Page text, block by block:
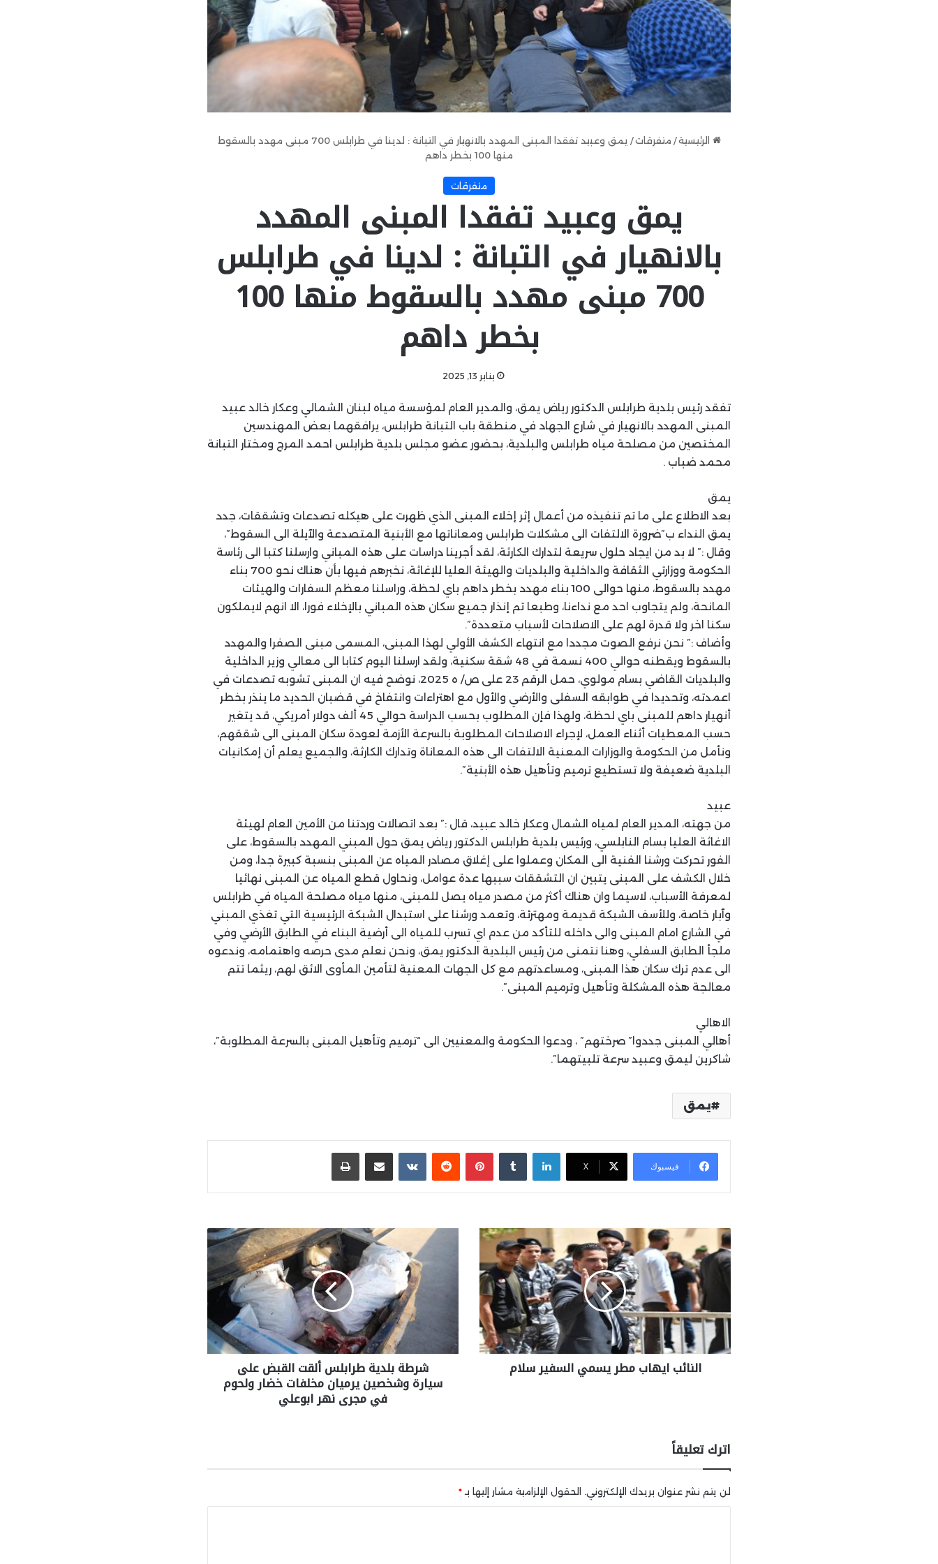
الرئيسية / متفرقات /
يمق وعبيد تفقدا المبنى المهدد بالانهيار في التبانة : لدينا في طرابلس 700 مبنى مهدد بالسقوط
منها 100 بخطر داهم
متفرقات
يمق وعبيد تفقدا المبنى المهدد
بالانهيار في التبانة : لدينا في طرابلس
700 مبنى مهدد بالسقوط منها 100
بخطر داهم
يناير 13, 2025
تفقد رئيس بلدية طرابلس الدكتور رياض يمق، والمدير العام لمؤسسة مياه لبنان الشمالي وعكار خالد عبيد
المبنى المهدد بالانهيار في شارع الجهاد في منطقة باب التبانة طرابلس، يرافقهما بعض المهندسين
المختصين من مصلحة مياه طرابلس والبلدية، بحضور عضو مجلس بلدية طرابلس احمد المرج ومختار التبانة
محمد ضباب .
يمق
بعد الاطلاع على ما تم تنفيذه من أعمال إثر إخلاء المبنى الذي ظهرت على هيكله تصدعات وتشققات، جدد
يمق النداء ب”ضرورة الالتفات الى مشكلات طرابلس ومعاناتها مع الأبنية المتصدعة والآيلة الى السقوط”،
وقال :” لا بد من ايجاد حلول سريعة لتدارك الكارثة، لقد أجرينا دراسات على هذه المباني وارسلنا كتبا الى رئاسة
الحكومة ووزارتي الثقافة والداخلية والبلديات والهيئة العليا للإغاثة، نخبرهم فيها بأن هناك نحو 700 بناء
مهدد بالسقوط، منها حوالى 100 بناء مهدد بخطر داهم باي لحظة، وراسلنا معظم السفارات والهيئات
المانحة، ولم يتجاوب احد مع نداءنا، وطبعا تم إنذار جميع سكان هذه المباني بالإخلاء فورا، الا انهم لايملكون
سكنا اخر ولا قدرة لهم على الاصلاحات لأسباب متعددة”.
وأضاف :” نحن نرفع الصوت مجددا مع انتهاء الكشف الأولي لهذا المبنى، المسمى مبنى الصفرا والمهدد
بالسقوط ويقطنه حوالي 400 نسمة في 48 شقة سكنية، ولقد ارسلنا اليوم كتابا الى معالي وزير الداخلية
والبلديات القاضي بسام مولوي، حمل الرقم 23 على ص/ ه 2025، نوضح فيه ان المبنى تشوبه تصدعات في
اعمدته، وتحديدا في طوابقه السفلى والأرضي والأول مع اهتراءات وانتفاخ في قضبان الحديد ما ينذر بخطر
أنهيار داهم للمبنى باي لحظة، ولهذا فإن المطلوب بحسب الدراسة حوالي 45 ألف دولار أمريكي، قد يتغير
حسب المعطيات أثناء العمل، لإجراء الاصلاحات المطلوبة بالسرعة الأزمة لعودة سكان المبنى الى شققهم،
ونأمل من الحكومة والوزارات المعنية الالتفات الى هذه المعاناة وتدارك الكارثة، والجميع يعلم أن إمكانيات
البلدية ضعيفة ولا تستطيع ترميم وتأهيل هذه الأبنية”.
عبيد
من جهته، المدير العام لمياه الشمال وعكار خالد عبيد، قال :” بعد اتصالات وردتنا من الأمين العام لهيئة
الاغاثة العليا بسام النابلسي، ورئيس بلدية طرابلس الدكتور رياض يمق حول المبني المهدد بالسقوط، على
الفور تحركت ورشنا الفنية الى المكان وعملوا على إغلاق مصادر المياه عن المبنى بنسبة كبيرة جدا، ومن
خلال الكشف على المبنى يتبين ان التشققات سببها عدة عوامل، ونحاول قطع المياه عن المبنى نهائيا
لمعرفة الأسباب، لاسيما وان هناك أكثر من مصدر مياه يصل للمبنى، منها مياه مصلحة المياه في طرابلس
وآبار خاصة، وللأسف الشبكة قديمة ومهترئة، وتعمد ورشنا على استبدال الشبكة الرئيسية التي تغذي المبني
في الشارع امام المبنى والى داخله للتأكد من عدم اي تسرب للمياه الى أرضية البناء في الطابق الأرضي وفي
ملجأ الطابق السفلي، وهنا نتمنى من رئيس البلدية الدكتور يمق، ونحن نعلم مدى حرصه واهتمامه، وندعوه
الى عدم ترك سكان هذا المبنى، ومساعدتهم مع كل الجهات المعنية لتأمين المأوى الائق لهم، ريثما تتم
معالجة هذه المشكلة وتأهيل وترميم المبنى”.
الاهالي
أهالي المبنى جددوا” صرختهم” ، ودعوا الحكومة والمعنيين الى “ترميم وتأهيل المبنى بالسرعة المطلوبة”،
شاكرين ليمق وعبيد سرعة تلبيتهما”.
يمق
فيسبوك X
لينكدإن بينتيريست مشاركة عبر البريد طباعة
النائب ايهاب مطر يسمي السفير سلام شرطة بلدية طرابلس ألقت القبض على
سيارة وشخصين يرميان مخلفات خضار ولحوم
في مجرى نهر ابوعلي
اترك تعليقاً
لن يتم نشر عنوان بريدك الإلكتروني. الحقول الإلزامية مشار إليها بـ *